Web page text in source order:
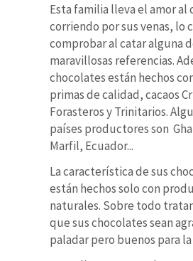
Esta familia lleva el amor al
corriendo por sus venas, lo
comprobar al catar alguna
maravillosas referencias.
chocolates están hechos
primas de calidad, cacaos
Forasteros y Trinitarios.
países productores son
Marfil, Ecuador...
La característica de sus
están hechos solo con
naturales. Sobre todo
que sus chocolates sean
paladar pero buenos para